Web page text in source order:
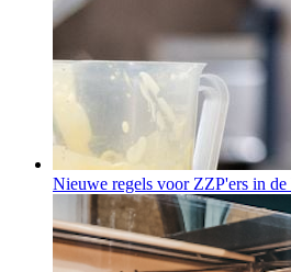
Nieuwe regels voor ZZP'ers in de